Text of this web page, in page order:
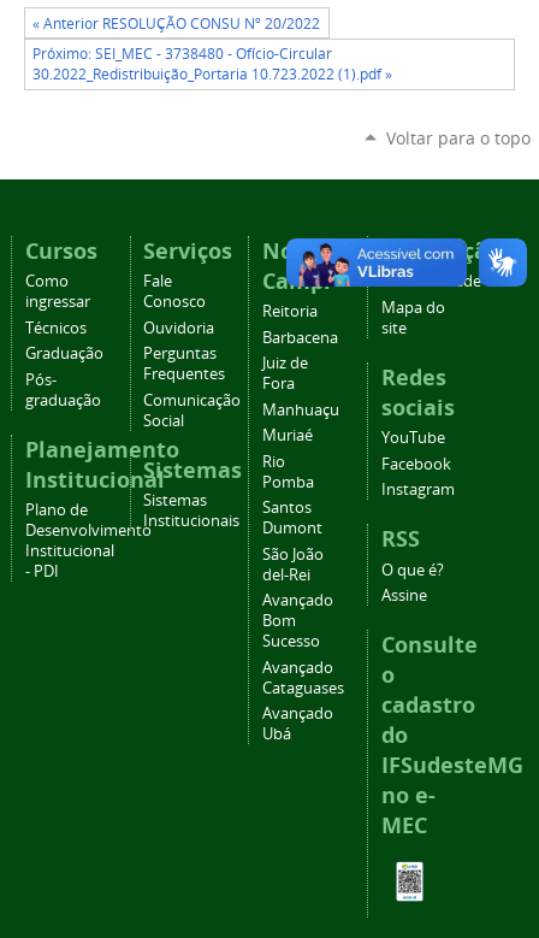
« Anterior RESOLUÇÃO CONSU Nº 20/2022
Próximo: SEI_MEC - 3738480 - Ofício-Circular
30.2022_Redistribuição_Portaria 10.723.2022 (1).pdf »
Voltar para o topo
Cursos
Como
ingressar
Técnicos
Graduação
Pós-
graduação
Planejamento
Institucional
Plano de
Desenvolvimento
Institucional
- PDI
Serviços
Fale
Conosco
Ouvidoria
Perguntas
Frequentes
Comunicação
Social
Sistemas
Sistemas
Institucionais
Nossos
Campi
Reitoria
Barbacena
Juiz de
Fora
Manhuaçu
Muriaé
Rio
Pomba
Santos
Dumont
São João
del-Rei
Avançado
Bom
Sucesso
Avançado
Cataguases
Avançado
Ubá
Navegação
Acessibilidade
Mapa do
site
Redes
sociais
YouTube
Facebook
Instagram
RSS
O que é?
Assine
Consulte
o
cadastro
do
IFSudesteMG
no e-
MEC